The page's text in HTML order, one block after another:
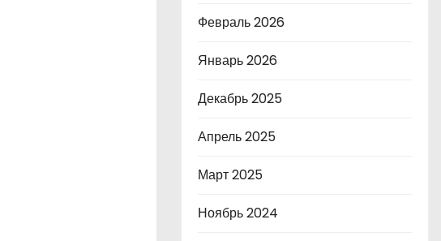
Февраль 2026
Январь 2026
Декабрь 2025
Апрель 2025
Март 2025
Ноябрь 2024